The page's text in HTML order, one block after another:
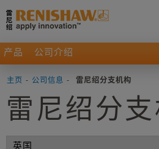
产品 公司介绍
主页 - 公司信息 - 雷尼绍分支机构
雷尼绍分